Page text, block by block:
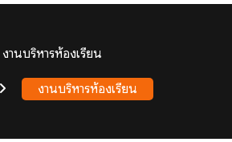
งานบริหารห้องเรียน
งานบริหารห้องเรียน